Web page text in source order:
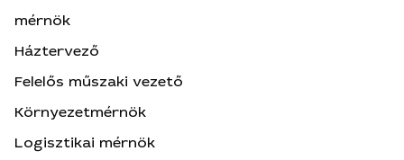
mérnök
Háztervező
Felelős műszaki vezető
Környezetmérnök
Logisztikai mérnök